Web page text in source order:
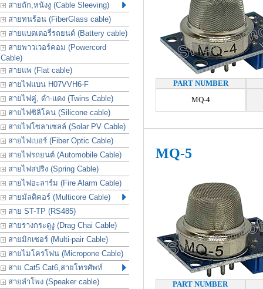
สายถัก,หนังงู (Cable Sleeving)
สายทนร้อน (FiberGlass cable)
สายแบตเตอรี่รถยนต์ (Battery cable)
สายพาวเวอร์คอม (Powercord
Cable)
สายแพ (Flat cable)
สายไฟแบน H07VVH6-F
สายไฟคู่, ดำ-แดง (Twins Cable)
สายไฟซิลิโคน (Silicone cable)
สายไฟโซลาเซลล์ (Solar PV Cable)
สายไฟเบอร์ (Fiber Optic Cable)
สายไฟรถยนต์ (Automobile Cable)
สายไฟสปริง (Spring Cable)
สายไฟอะลาร์ม (Fire Alarm Cable)
สายมัลติคอร์ (Multicore Cable)
สาย ST-TP (RS485)
สายรางกระดูงู (Drag Chai Cable)
สายมิกเซอร์ (Multi-pair Cable)
สายไมโครโฟน (Micropone Cable)
สาย Cat5 Cat6,สายโทรศัพท์
สายลำโพง (Speaker cable)
PART NUMBER
MQ-4
MQ-5
PART NUMBER